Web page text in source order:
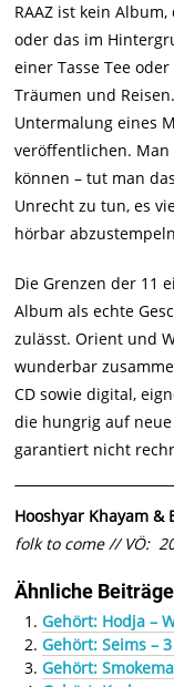
RAAZ ist kein
oder das im
einer Tasse Tee
Träumen und
Untermalung eines
veröffentlichen. Man
können – tut man
Unrecht zu tun, es
hörbar
Die Grenzen der 11
Album als echte
zulässt. Orient und
wunderbar
CD sowie digital,
die hungrig auf
garantiert nicht
Hooshyar Khayam &
folk to come // VÖ:
Ähnliche
Gehört: Hodja –
Gehört: Seims – 3
Gehört: